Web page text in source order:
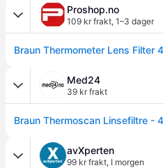
Proshop.no
109 kr frakt, 1–3 dager
Braun Thermometer Lens Filter
Med24
39 kr frakt
Braun Thermoscan Linsefiltre -
avXperten
99 kr frakt, I morgen